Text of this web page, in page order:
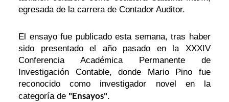
egresada de la carrera de Contador Auditor.
El ensayo fue publicado esta semana, tras haber
sido presentado el año pasado en la XXXIV
Conferencia Académica Permanente de
Investigación Contable, donde Mario Pino fue
reconocido como investigador novel en la
categoría de "Ensayos".